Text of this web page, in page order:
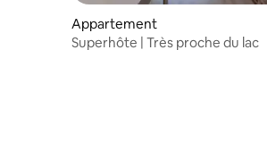
Appartement
Superhôte | Très proche du lac